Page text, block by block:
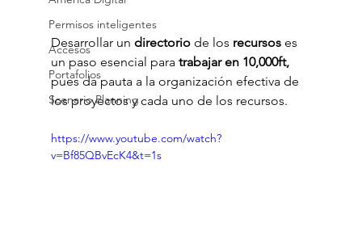
Permisos inteligentes
Accesos
Portafolios
Scenario Planning
Desarrollar un directorio de los recursos es
un paso esencial para trabajar en 10,000ft,
pues da pauta a la organización efectiva de
los proyectos y cada uno de los recursos.
https://www.youtube.com/watch?
v=Bf85QBvEcK4&t=1s